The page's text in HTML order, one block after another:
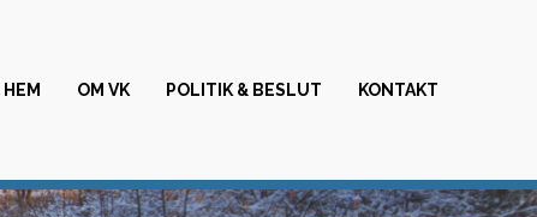
HEM OM VK POLITIK & BESLUT KONTAKT